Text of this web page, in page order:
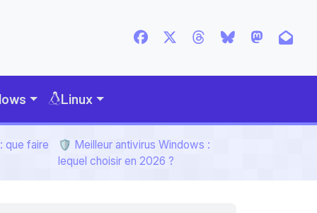
Linux
que faire
🛡️ Meilleur antivirus Windows :
lequel choisir en 2026 ?